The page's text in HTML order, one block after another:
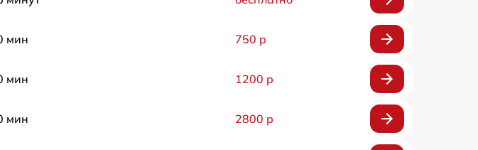
мин 750 р
мин 1200 р
мин 2800 р